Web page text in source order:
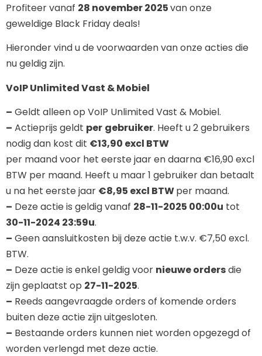
Profiteer vanaf 28 november 2025van onze
geweldige Black Friday deals!
Hieronder vind u de voorwaarden van onze acties die
nu geldig zijn.
VoIP Unlimited Vast & Mobiel
– Geldt alleen op VoIP Unlimited Vast & Mobiel.
– Actieprijs geldt per gebruiker. Heeft u 2 gebruikers
nodig dan kost dit €13,90 excl BTW
per maand voor het eerste jaar en daarna €16,90 excl
BTW per maand. Heeft u maar 1 gebruiker dan betaalt
u na het eerste jaar €8,95 excl BTWper maand.
– Deze actie is geldig vanaf 28-11-2025 00:00u tot
30-11-2024 23:59u.
– Geen aansluitkosten bij deze actie t.w.v. €7,50 excl.
BTW.
– Deze actie is enkel geldig voor nieuwe ordersdie
zijn geplaatst op 27-11-2025.
– Reeds aangevraagde orders of komende orders
buiten deze actie zijn uitgesloten.
– Bestaande orders kunnen niet worden opgezegd of
worden verlengd met deze actie.